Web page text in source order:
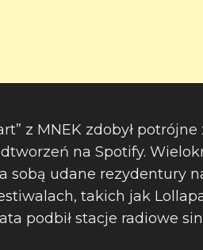
z MNEK zdobył potrójne
na Spotify.
sobą udane rezydentury
takich jak
podbił stacje radiowe